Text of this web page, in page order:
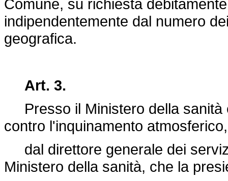
Comune, su richiesta
indipendentemente dal numero
geografica.
Art. 3.
Presso il Ministero della sanità
contro l'inquinamento
dal direttore generale dei
Ministero della sanità, che la